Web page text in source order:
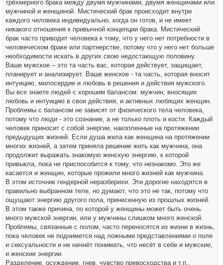
трёхмерного брака между двумя мужчинами, двумя женщинами или
мужчиной и женщиной. Мистический брак происходит внутри
каждого человека индивидуально, когда он готов, и не имеет
никакого отношения к привычной концепции брака. Мистический
брак часто приводит человека к тому, что у него нет потребности в
человеческом браке или партнерстве, потому что у него нет больше
необходимости искать в других свою недостающую половину.
Ваше мужское – это та часть вас, которая действует, защищает,
планирует и анализирует. Ваше женское - та часть, которая вносит
интуицию, милосердие и любовь в решения и действия мужского.
Вы все знаете людей с хорошим балансом: мужчин, вносящих
любовь и интуицию в свои действия, и активных любящих женщин.
Проблемы с балансом не зависят от физического тела человека,
потому что люди - это сознание, а не только плоть и кости. Каждый
человек приносит с собой энергии, накопленные на протяжении
предыдущих жизней. Если душа жила как женщина на протяжении
многих жизней, а затем приняла решение жить как мужчина, она
продолжит выражать знакомую женскую энергию, к которой
привыкла, пока не приспособится к тому, что незнакомо. Это же
касается и женщин, которые прожили много жизней как мужчина.
В этом источник гендерной неразберихи. Эти дорогие находятся в
правильно выбранном теле, но думают, что это не так, потому что
ощущают энергию другого пола, принесенную из прошлых жизней.
В этом также причина, по которой у женщины может быть очень
много мужской энергии, или у мужчины слишком много женской.
Проблемы, связанные с полом, часто переносятся из жизни в жизнь,
пока человек не поднимется над ложными представлениями о поле
и сексуальности и не начнёт понимать, что несёт в себе и мужские,
и женские энергии.
Разделение, осуждение, гнев, чувство превосходства и т.п.,